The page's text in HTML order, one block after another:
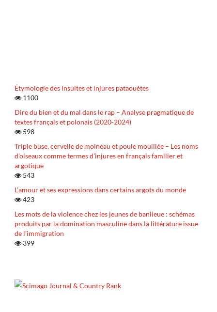
Étymologie des insultes et injures pataouètes
1100
Dire du bien et du mal dans le rap – Analyse pragmatique de
textes français et polonais (2020-2024)
598
Triple buse, cervelle de moineau et poule mouillée – Les noms
d’oiseaux comme termes d’injures en français familier et
argotique
543
L’amour et ses expressions dans certains argots du monde
423
Les mots de la violence chez les jeunes de banlieue : schémas
produits par la domination masculine dans la littérature issue
de l’immigration
399